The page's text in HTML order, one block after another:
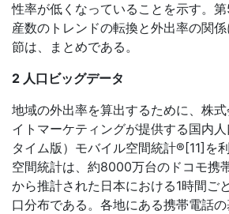
性率が低くなっていることを示す。
産数のトレンドの転換と外出率の関
節は、まとめである。
2 人口ビッグデータ
地域の外出率を算出するために、株
イトマーケティングが提供する国内
タイム版）モバイル空間統計®[11]を
空間統計は、約8000万台のドコモ携
から推計された日本における1時間ご
口分布である。各地にある携帯電話の